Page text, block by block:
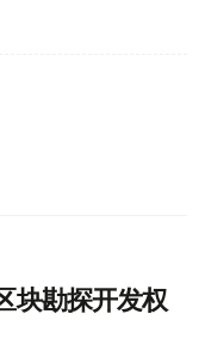
块勘探开发权